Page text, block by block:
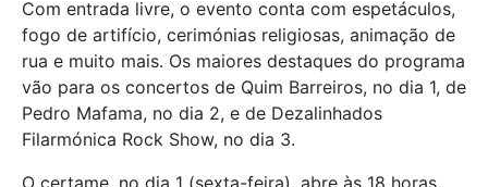
Com entrada livre, o evento conta com espetáculos,
fogo de artifício, cerimónias religiosas, animação de
rua e muito mais. Os maiores destaques do programa
vão para os concertos de Quim Barreiros, no dia 1, de
Pedro Mafama, no dia 2, e de Dezalinhados
Filarmónica Rock Show, no dia 3.